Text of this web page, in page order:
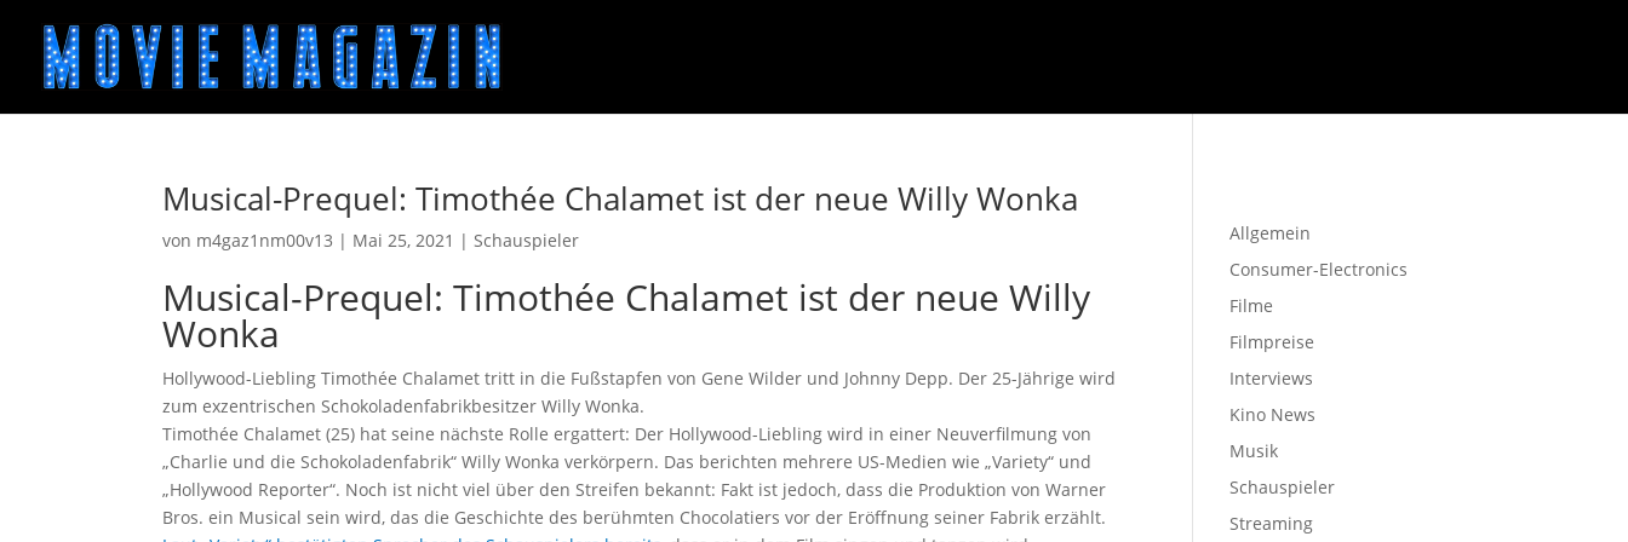
Musical-Prequel: Timothée Chalamet ist der neue Willy Wonka
von m4gaz1nm00v13 | Mai 25, 2021 |Schauspieler
Musical-Prequel: Timothée Chalamet ist der neue Willy
Wonka
Hollywood-Liebling Timothée Chalamet tritt in die Fußstapfen von Gene Wilder und Johnny Depp. Der 25-Jährige wird
zum exzentrischen Schokoladenfabrikbesitzer Willy Wonka.
Timothée Chalamet (25) hat seine nächste Rolle ergattert: Der Hollywood-Liebling wird in einer Neuverfilmung von
„Charlie und die Schokoladenfabrik“ Willy Wonka verkörpern. Das berichten mehrere US-Medien wie „Variety“ und
„Hollywood Reporter“. Noch ist nicht viel über den Streifen bekannt: Fakt ist jedoch, dass die Produktion von Warner
Bros. ein Musical sein wird, das die Geschichte des berühmten Chocolatiers vor der Eröffnung seiner Fabrik erzählt.
Allgemein
Consumer-Electronics
Filme
Filmpreise
Interviews
Kino News
Musik
Schauspieler
Streaming